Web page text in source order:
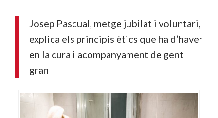
Josep Pascual, metge jubilat i voluntari,
explica els principis ètics que ha d’haver
en la cura i acompanyament de gent
gran